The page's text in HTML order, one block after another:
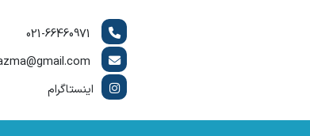
اینستاگرام